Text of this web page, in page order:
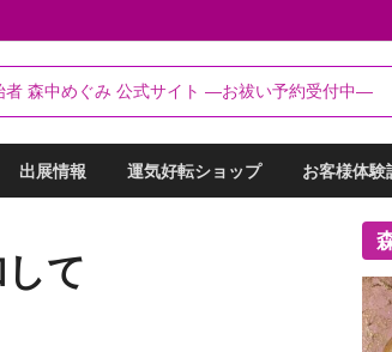
～®
中めぐみ｜お祓い・セッション予約受付中
者 森中めぐみ 公式サイト ―お祓い予約受付中―
出展情報 運気好転ショップ お客様体験
て